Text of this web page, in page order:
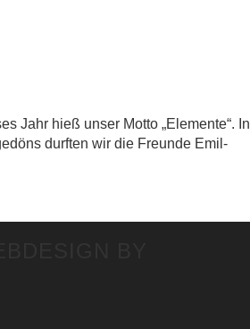
Jahr hieß unser Motto „Elemente“. In
durften wir die Freunde Emil-